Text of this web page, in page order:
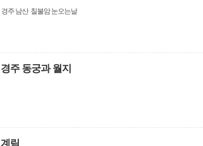
경주 남산 칠불암 눈오는날
경주 동궁과 월지
계림